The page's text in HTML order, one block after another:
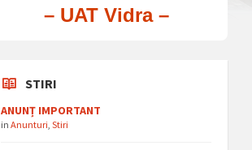
– UAT Vidra –
STIRI
ANUNȚ IMPORTANT
inAnunturi ,Stiri